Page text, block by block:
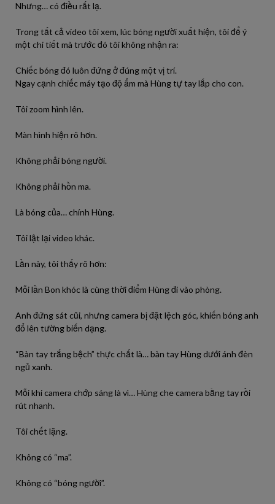
Nhưng… có điều rất lạ.
Trong tất cả video tôi xem, lúc bóng người xuất hiện, tôi để ý
một chi tiết mà trước đó tôi không nhận ra:
Chiếc bóng đó luôn đứng ở đúng một vị trí.
Ngay cạnh chiếc máy tạo độ ẩm mà Hùng tự tay lắp cho con.
Tôi zoom hình lên.
Màn hình hiện rõ hơn.
Không phải bóng người.
Không phải hồn ma.
Là bóng của… chính Hùng.
Tôi lật lại video khác.
Lần này, tôi thấy rõ hơn:
Mỗi lần Bon khóc là cùng thời điểm Hùng đi vào phòng.
Anh đứng sát cũi, nhưng camera bị đặt lệch góc, khiến bóng anh
đổ lên tường biến dạng.
“Bàn tay trắng bệch” thực chất là… bàn tay Hùng dưới ánh đèn
ngủ xanh.
Mỗi khi camera chớp sáng là vì… Hùng che camera bằng tay rồi
rút nhanh.
Tôi chết lặng.
Không có “ma”.
Không có “bóng người”.